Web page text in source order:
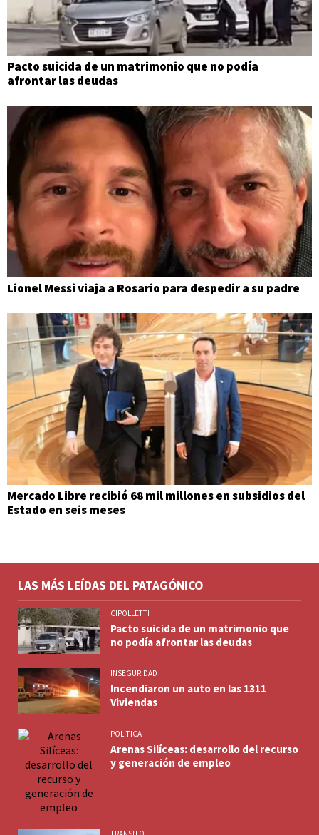
Pacto suicida de un matrimonio que no podía
afrontar las deudas
Lionel Messi viaja a Rosario para despedir a su padre
Mercado Libre recibió 68 mil millones en subsidios del
Estado en seis meses
LAS MÁS LEÍDAS DEL PATAGÓNICO
CIPOLLETTI
Pacto suicida de un matrimonio que
no podía afrontar las deudas
INSEGURIDAD
Incendiaron un auto en las 1311
Viviendas
POLITICA
Arenas Silíceas: desarrollo del recurso
y generación de empleo